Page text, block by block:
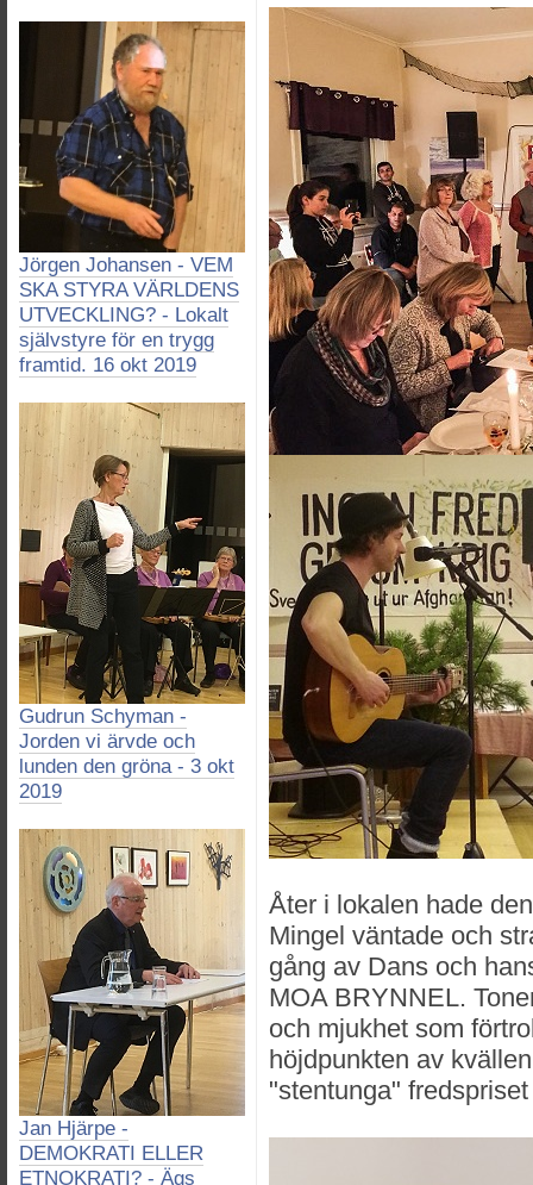
Jörgen Johansen - VEM
SKA STYRA VÄRLDENS
UTVECKLING? - Lokalt
självstyre för en trygg
framtid. 16 okt 2019
Gudrun Schyman -
Jorden vi ärvde och
lunden den gröna - 3 okt
2019
Jan Hjärpe -
DEMOKRATI ELLER
ETNOKRATI? - Ägs
Åter i lokalen hade
Mingel väntade och
gång av Dans och
MOA BRYNNEL.
och mjukhet som
höjdpunkten av
"stentunga"